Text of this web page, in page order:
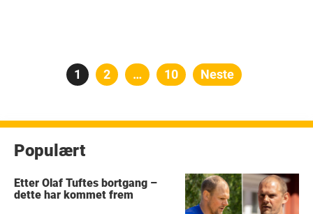
Posts
Side
1 Side
2 … Side
10 Neste
Populært
Etter Olaf Tuftes bortgang –
dette har kommet frem